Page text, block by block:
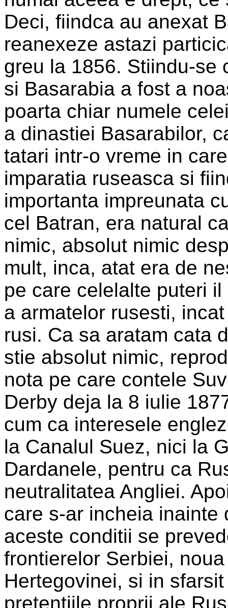
Deci, fiindca au anexat
reanexeze astazi
greu la 1856. Stiindu-se
si Basarabia a fost a
poarta chiar numele
a dinastiei Basarabilor,
tatari intr-o vreme in
imparatia ruseasca si
importanta impreunata
cel Batran, era natural
nimic, absolut nimic
mult, inca, atat era de
pe care celelalte puteri
a armatelor rusesti,
rusi. Ca sa aratam cata
stie absolut nimic,
nota pe care contele
Derby deja la 8 iulie
cum ca interesele
la Canalul Suez, nici la
Dardanele, pentru ca
neutralitatea Angliei.
care s-ar incheia inainte
aceste conditii se
frontierelor Serbiei,
Hertegovinei, si in
pretentiile proprii ale